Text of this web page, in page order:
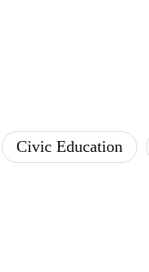
​Civic Education